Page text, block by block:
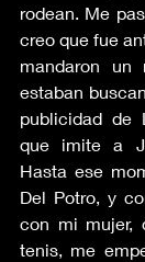
rodean. Me
creo que fue
mandaron un
estaban
publicidad de
que imite a
Hasta ese
Del Potro, y
con mi mujer,
tenis, me